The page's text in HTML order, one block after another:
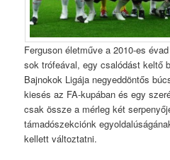
Ferguson életműve a 2010-es
sok trófeával, egy csalódást keltő
Bajnokok Ligája negyeddöntős
kiesés az FA-kupában és egy
csak össze a mérleg két
támadószekciónk
kellett változtatni.